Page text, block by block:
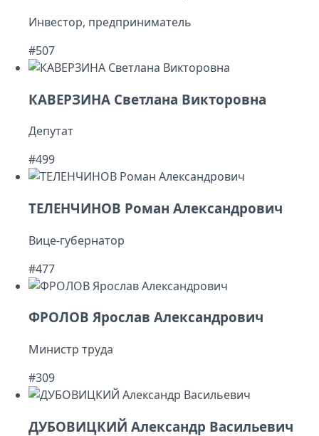
Инвестор, предприниматель
#507
КАВЕРЗИНА Светлана Викторовна
Депутат
#499
ТЕЛЕНЧИНОВ Роман Александрович
Вице-губернатор
#477
ФРОЛОВ Ярослав Александрович
Министр труда
#309
ДУБОВИЦКИЙ Александр Васильевич